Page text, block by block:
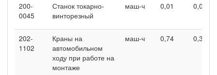
200-
0045
Станок токарно-
винторезный
маш-ч 0,01 0,02
202-
1102
Краны на
автомобильном
ходу при работе на
монтаже
маш-ч 0,74 0,32